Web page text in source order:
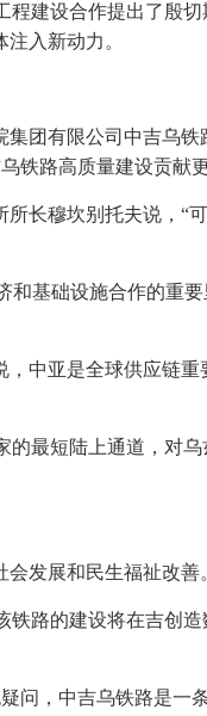
建设合作提出了殷
入新动力。
团有限公司中吉乌
铁路高质量建设贡献
长穆坎别托夫说，“
和基础设施合作的重
中亚是全球供应链重
最短陆上通道，对
发展和民生福祉改善
路的建设将在吉创
问，中吉乌铁路是一